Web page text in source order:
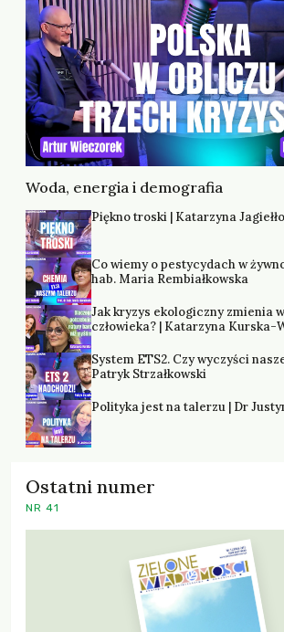
Woda, energia i demografia
Piękno troski | Katarzyna Jagiełło
Co wiemy o pestycydach w
hab. Maria Rembiałkowska
Jak kryzys ekologiczny zmienia
człowieka? | Katarzyna Kurska-
System ETS2. Czy wyczyści
Patryk Strzałkowski
Polityka jest na talerzu | Dr
Ostatni numer
NR 41